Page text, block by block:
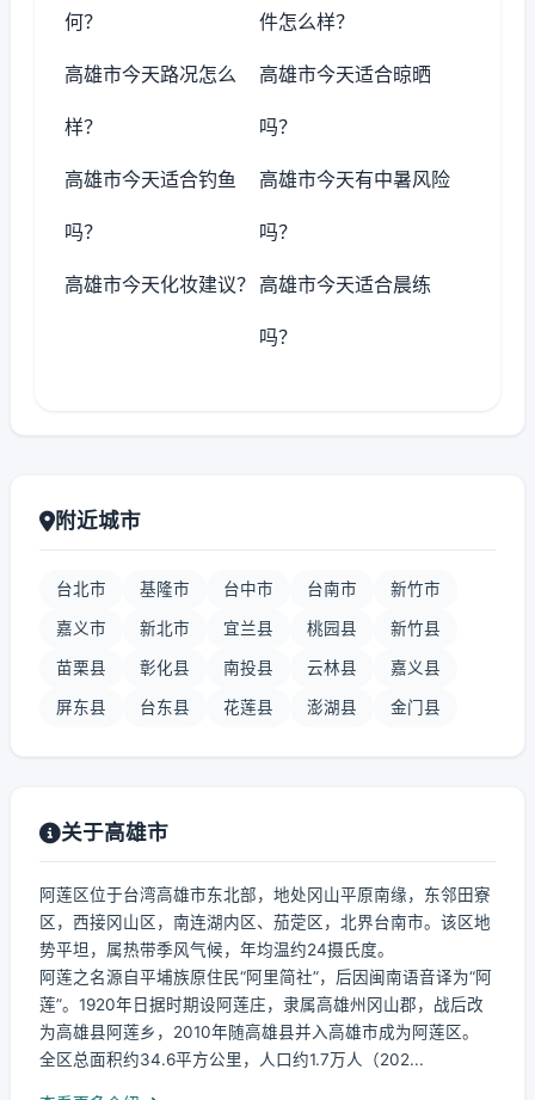
何？ 件怎么样？
高雄市今天路况怎么
样？
高雄市今天适合晾晒
吗？
高雄市今天适合钓鱼
吗？
高雄市今天有中暑风险
吗？
高雄市今天化妆建议？ 高雄市今天适合晨练
吗？
附近城市
台北市 基隆市 台中市 台南市 新竹市
嘉义市 新北市 宜兰县 桃园县 新竹县
苗栗县 彰化县 南投县 云林县 嘉义县
屏东县 台东县 花莲县 澎湖县 金门县
关于高雄市
阿莲区位于台湾高雄市东北部，地处冈山平原南缘，东邻田寮
区，西接冈山区，南连湖内区、茄萣区，北界台南市。该区地
势平坦，属热带季风气候，年均温约24摄氏度。
阿莲之名源自平埔族原住民“阿里简社”，后因闽南语音译为“阿
莲”。1920年日据时期设阿莲庄，隶属高雄州冈山郡，战后改
为高雄县阿莲乡，2010年随高雄县并入高雄市成为阿莲区。
全区总面积约34.6平方公里，人口约1.7万人（202...